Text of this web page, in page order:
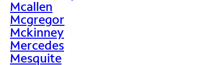
Mcallen
Mcgregor
Mckinney
Mercedes
Mesquite